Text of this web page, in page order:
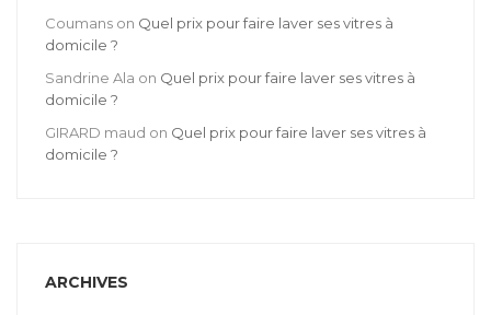
Coumans on Quel prix pour faire laver ses vitres à
domicile ?
Sandrine Ala on Quel prix pour faire laver ses vitres à
domicile ?
GIRARD maud on Quel prix pour faire laver ses vitres à
domicile ?
ARCHIVES